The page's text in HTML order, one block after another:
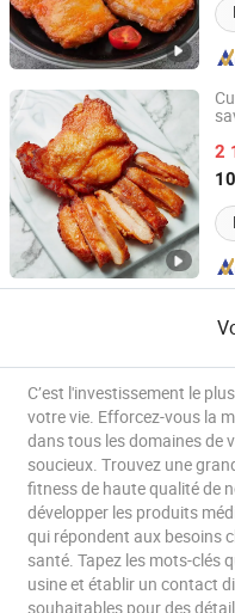
2
Pintong International
Shandong, China
C’est l'investissement le
votre vie. Efforcez-vous la
dans tous les domaines de
soucieux. Trouvez une
fitness de haute qualité de
développer les produits
qui répondent aux besoins
santé. Tapez les mots-clés
usine et établir un contact
souhaitables pour des